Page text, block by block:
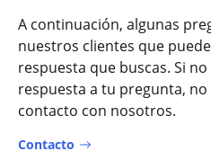
A continuación, algunas
nuestros clientes que
respuesta que buscas. Si
respuesta a tu pregunta,
contacto con nosotros.
Contacto